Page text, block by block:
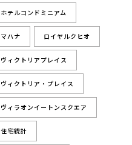
ホテルコンドミニアム
マハナ ロイヤルクヒオ
ヴィクトリアプレイス
ヴィクトリア・プレイス
ヴィラオンイートンスクエア
住宅統計